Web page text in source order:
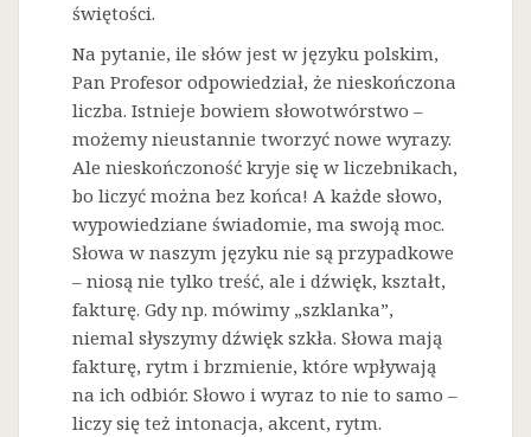
świętości.
Na pytanie, ile słów jest w języku polskim,
Pan Profesor odpowiedział, że nieskończona
liczba. Istnieje bowiem słowotwórstwo –
możemy nieustannie tworzyć nowe wyrazy.
Ale nieskończoność kryje się w liczebnikach,
bo liczyć można bez końca! A każde słowo,
wypowiedziane świadomie, ma swoją moc.
Słowa w naszym języku nie są przypadkowe
– niosą nie tylko treść, ale i dźwięk, kształt,
fakturę. Gdy np. mówimy „szklanka”,
niemal słyszymy dźwięk szkła. Słowa mają
fakturę, rytm i brzmienie, które wpływają
na ich odbiór. Słowo i wyraz to nie to samo –
liczy się też intonacja, akcent, rytm.